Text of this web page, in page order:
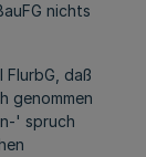
nichts
FlurbG, daß
genommen
' spruch